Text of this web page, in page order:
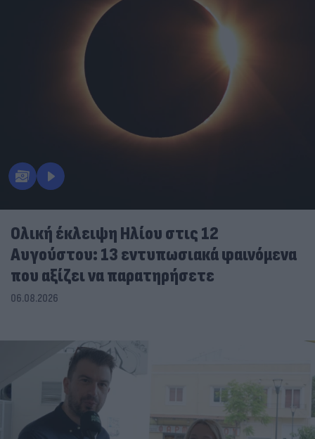
Ολική έκλειψη Ηλίου στις 12
Αυγούστου: 13 εντυπωσιακά φαινόμενα
που αξίζει να παρατηρήσετε
06.08.2026